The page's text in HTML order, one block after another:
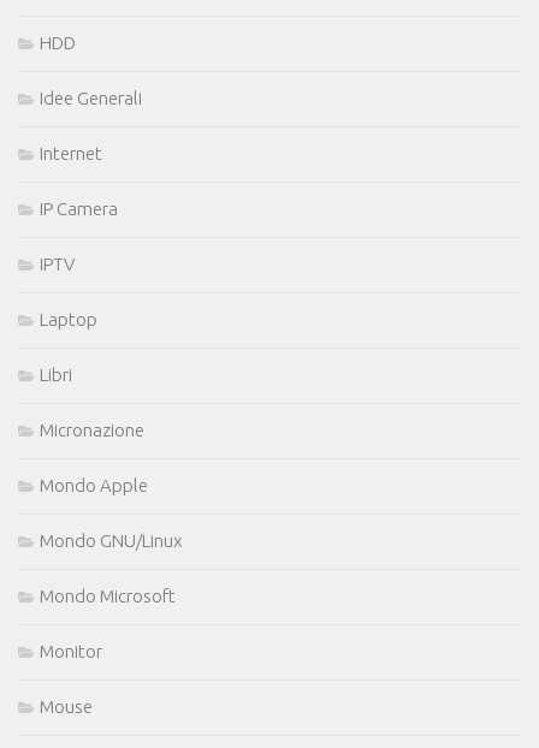
HDD
Idee Generali
Internet
IP Camera
IPTV
Laptop
Libri
Micronazione
Mondo Apple
Mondo GNU/Linux
Mondo Microsoft
Monitor
Mouse